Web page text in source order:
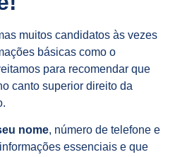
muitos candidatos às vezes
básicas como o
para recomendar que
canto superior direito da
nome, número de telefone e
essenciais e que